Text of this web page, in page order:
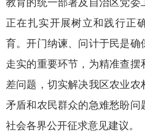
教育的统一部署及自治区党委
正在扎实开展树立和践行正
育。开门纳谏、问计于民是确
走实的重要环节，为精准查摆
差问题，切实解决我区农业农
矛盾和农民群众的急难愁盼问
社会各界公开征求意见建议。